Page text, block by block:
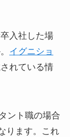
入社した場
イグニショ
れている情
ント職の場合
ります。これ